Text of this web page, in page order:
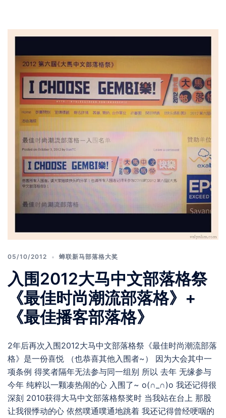
05/10/2012 蝉联新马部落格大奖
入围2012大马中文部落格祭
《最佳时尚潮流部落格》+
《最佳播客部落格》
2年后再次入围2012大马中文部落格祭《最佳时尚潮流部落
格》是一份喜悦 （也恭喜其他入围者~） 因为大会其中一
项条例 得奖者隔年无法参与同一组别 所以 去年 无缘参与
今年 纯粹以一颗凑热闹的心 入围了~ o(∩_∩)o 我还记得很
深刻 2010获得大马中文部落格祭奖时 当我站在台上 那股
让我很悸动的心 依然噗通噗通地跳着 我还记得曾经哽咽的